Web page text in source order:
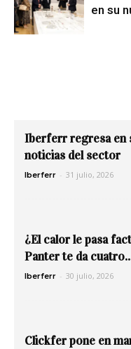
en su
Iberferr regresa en
noticias del sector
Iberferr - 31 julio, 2026
¿El calor le pasa
Panter te da
Iberferr - 30 julio, 2026
Clickfer pone en